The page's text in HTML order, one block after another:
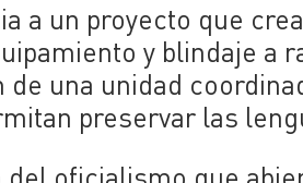
a un proyecto que
y blindaje a
de una unidad
preservar las